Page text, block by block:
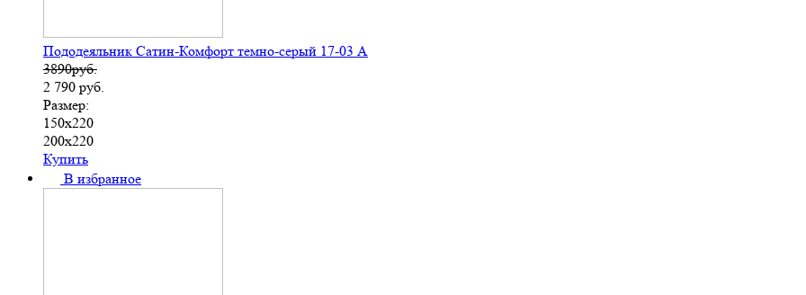
Пододеяльник Сатин-Комфорт темно-серый 17-03 А
3890руб.
2 790 руб.
Размер:
150х220
200х220
Купить
В избранное